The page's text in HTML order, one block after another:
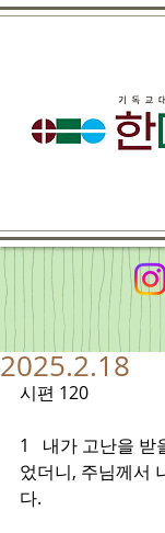
2025.2.18
시편 120
1   내가 고난을
었더니, 주님께서
다.